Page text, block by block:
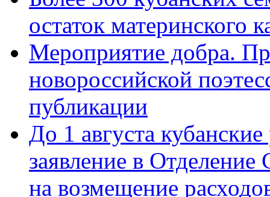
остаток материнского
Мероприятие добра.
новороссийской
публикации
До 1 августа
заявление в
на возмещение